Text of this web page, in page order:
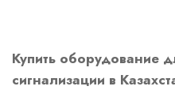
Купить оборудование
сигнализации в